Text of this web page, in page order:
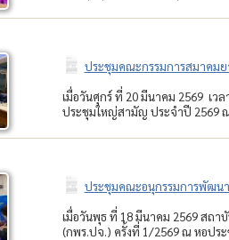
ประชุมคณะกรรมการสมาคม
เมื่อวันศุกร์ ที่ 20 มีนาคม 2569 เว
ประชุมใหญ่สามัญ ประจำปี 2569
ประชุมคณะอนุกรรมการพัฒน
เมื่อวันพุธ ที่ 18 มีนาคม 2569 สถ
(กพร.ปจ.) ครั้งที่ 1/2569 ณ หอปร